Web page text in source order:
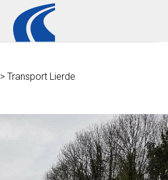
> Transport Lierde